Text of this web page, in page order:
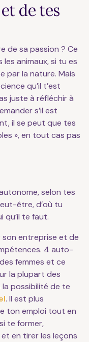
de tes
de sa passion ? Ce
animaux, si tu es
par la nature. Mais
qu’il t’est
juste à réfléchir à
s’il est
il se peut que tes
», en tout cas pas
selon tes
être, d’où tu
qu’il te faut.
son entreprise et de
4 auto-
femmes et ce
la plupart des
possibilité de te
. Il est plus
ton emploi tout en
te former,
en tirer les leçons